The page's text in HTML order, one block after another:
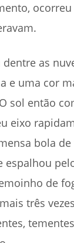
dentre as
e uma cor
sol então
eixo
bola
espalhou
de
três